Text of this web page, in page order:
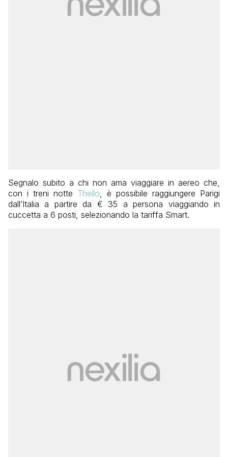
Segnalo subito a chi non ama viaggiare in aereo che,
con i treni notte Thello , è possibile raggiungere Parigi
dall’Italia a partire da € 35 a persona viaggiando in
cuccetta a 6 posti, selezionando la tariffa Smart.